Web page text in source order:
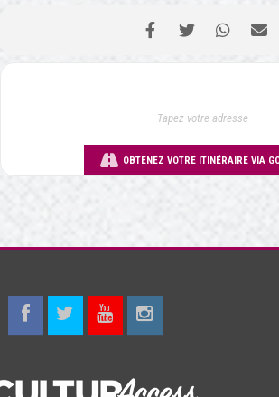
OBTENEZ VOTRE ITINÉRAIRE VIA